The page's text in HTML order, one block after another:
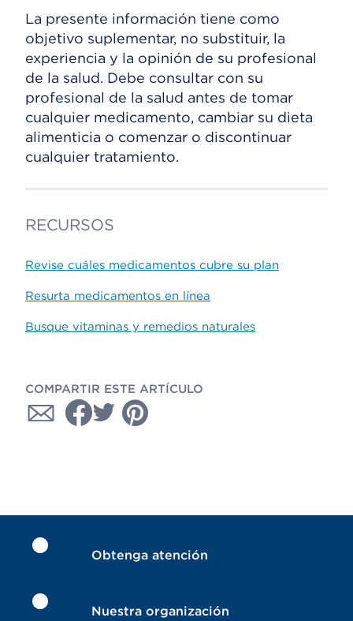
La presente información tiene como
objetivo suplementar, no substituir, la
experiencia y la opinión de su profesional
de la salud. Debe consultar con su
profesional de la salud antes de tomar
cualquier medicamento, cambiar su dieta
alimenticia o comenzar o discontinuar
cualquier tratamiento.
RECURSOS
Revise cuáles medicamentos cubre su plan
Resurta medicamentos en línea
Busque vitaminas y remedios naturales
COMPARTIR ESTE ARTÍCULO
Obtenga atención
Nuestra organización